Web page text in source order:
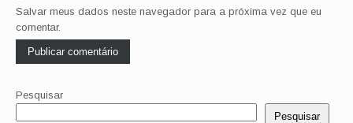
Salvar meus dados neste navegador para a próxima vez que eu
comentar.
Pesquisar
Pesquisar